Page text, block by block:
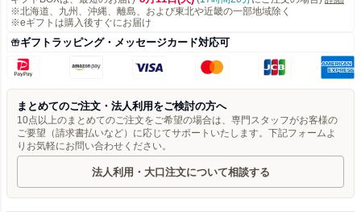
※北海道、九州、沖縄、離島、および東北や近畿の一部地域除く
※eギフトは購入後すぐにお届け
ギフトラッピング・メッセージカード対応可
まとめてのご注文・法人利用をご検討の方へ
10点以上のまとめてのご注文をご希望の場合は、専門スタッフがお客様の
ご要望（請求書払いなど）に応じてサポートいたします。下記フォームよ
りお気軽にお問い合わせください。
法人利用・大口注文について相談する